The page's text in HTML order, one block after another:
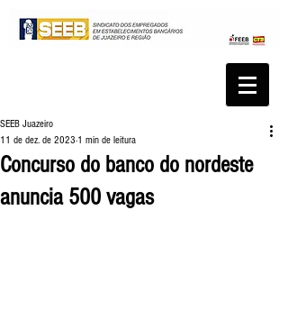
Concurso do banco do nordeste
anuncia 500 vagas
SEEB Juazeiro
11 de dez. de 2023 1 min de leitura